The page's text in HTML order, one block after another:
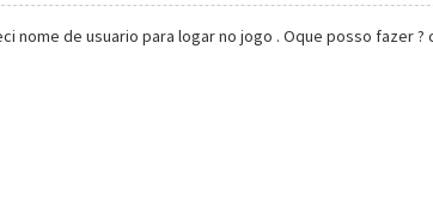
nome de usuario para logar no jogo . Oque posso fazer